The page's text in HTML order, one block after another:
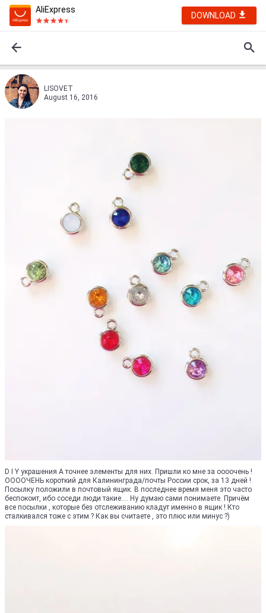
AliExpress
DOWNLOAD
LISOVET
August 16, 2016
D I Y украшения А точнее элементы для них. Пришли ко мне за оооочень !
ООООЧЕНЬ короткий для Калининграда/почты России срок, за 13 дней !
Посылку положили в почтовый ящик. В последнее время меня это часто
беспокоит, ибо соседи люди такие.... Ну думаю сами понимаете. Причём
все посылки , которые без отслеживанию кладут именно в ящик ! Кто
сталкивался тоже с этим ? Как вы считаете , это плюс или минус ?)